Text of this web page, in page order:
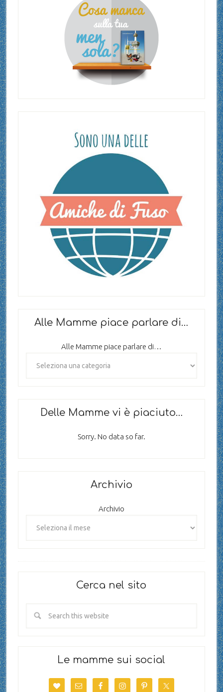
Alle Mamme piace parlare di…
Alle Mamme piace parlare di…
Delle Mamme vi è piaciuto…
Sorry. No data so far.
Archivio
Archivio
Cerca nel sito
Le mamme sui social